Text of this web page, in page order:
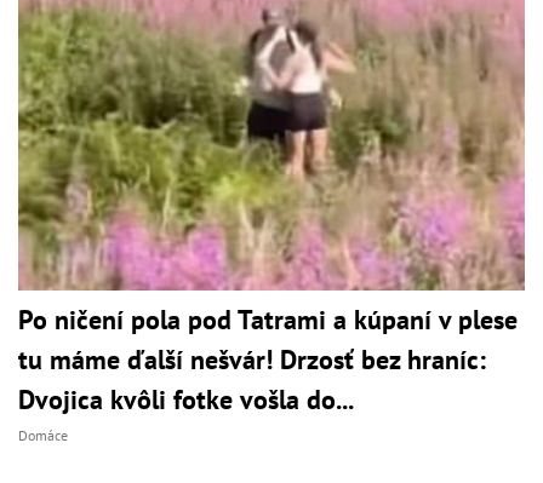
Po ničení pola pod Tatrami a kúpaní v plese
tu máme ďalší nešvár! Drzosť bez hraníc:
Dvojica kvôli fotke vošla do...
Domáce